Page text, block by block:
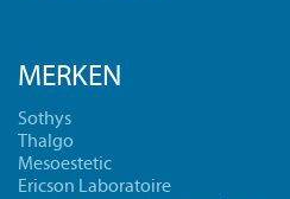
MERKEN
Sothys
Thalgo
Mesoestetic
Ericson Laboratoire